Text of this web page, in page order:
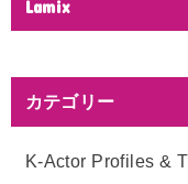
Lamix
カテゴリー
K-Actor Profiles &